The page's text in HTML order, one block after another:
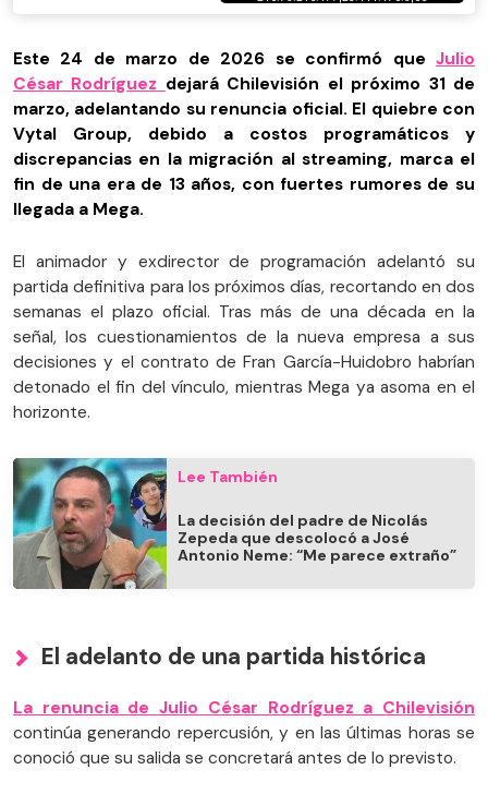
Este 24 de marzo de 2026 se confirmó que Julio
César Rodríguez dejará Chilevisión el próximo 31 de
marzo, adelantando su renuncia oficial. El quiebre con
Vytal Group, debido a costos programáticos y
discrepancias en la migración al streaming, marca el
fin de una era de 13 años, con fuertes rumores de su
llegada a Mega.
El animador y exdirector de programación adelantó su
partida definitiva para los próximos días, recortando en dos
semanas el plazo oficial. Tras más de una década en la
señal, los cuestionamientos de la nueva empresa a sus
decisiones y el contrato de Fran García-Huidobro habrían
detonado el fin del vínculo, mientras Mega ya asoma en el
horizonte.
Lee También
La decisión del padre de Nicolás
Zepeda que descolocó a José
Antonio Neme: “Me parece extraño”
El adelanto de una partida histórica
La renuncia de Julio César Rodríguez a Chilevisión
continúa generando repercusión, y en las últimas horas se
conoció que su salida se concretará antes de lo previsto.